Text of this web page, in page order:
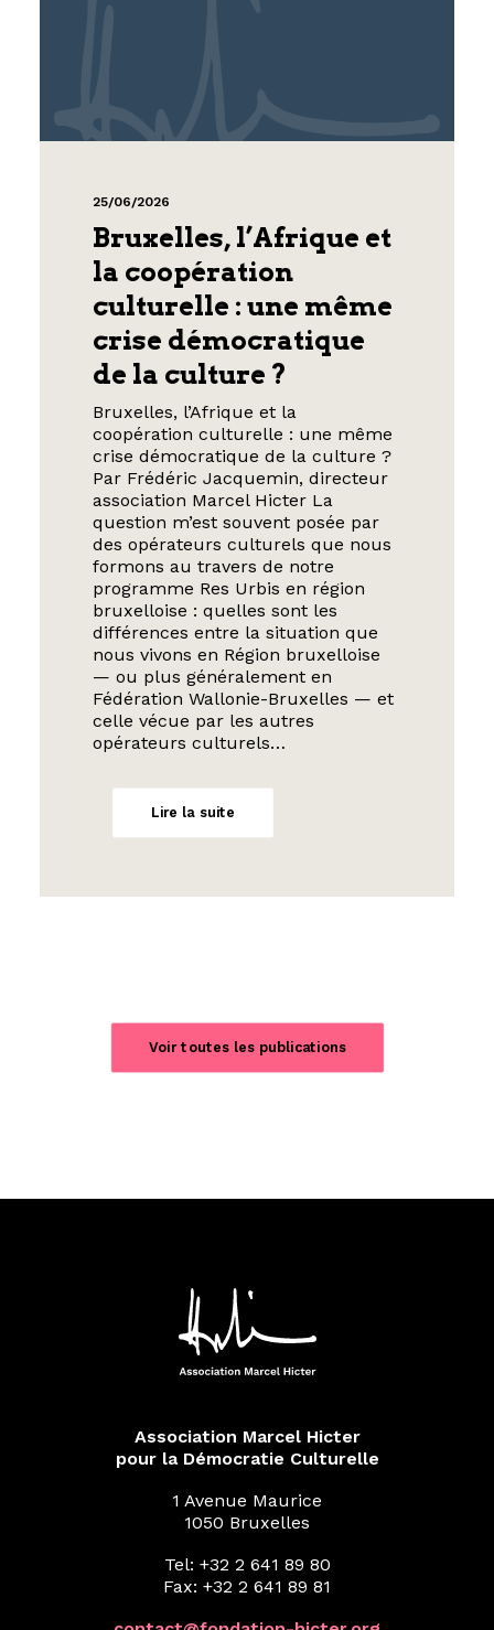
25/06/2026
Bruxelles, l’Afrique et
la coopération
culturelle : une même
crise démocratique
de la culture ?
Bruxelles, l’Afrique et la
coopération culturelle : une même
crise démocratique de la culture ?
Par Frédéric Jacquemin, directeur
association Marcel Hicter La
question m’est souvent posée par
des opérateurs culturels que nous
formons au travers de notre
programme Res Urbis en région
bruxelloise : quelles sont les
différences entre la situation que
nous vivons en Région bruxelloise
— ou plus généralement en
Fédération Wallonie-Bruxelles — et
celle vécue par les autres
opérateurs culturels…
Lire la suite
Voir toutes les publications
Association Marcel Hicter
pour la Démocratie Culturelle
1 Avenue Maurice
1050 Bruxelles
Tel: +32 2 641 89 80
Fax: +32 2 641 89 81